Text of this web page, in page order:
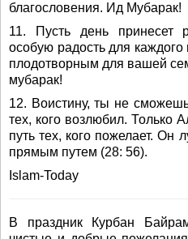
благословения. Ид Мубарак!
11. Пусть день принесет
особую радость для каждого
плодотворным для вашей
мубарак!
12. Воистину, ты не
тех, кого возлюбил. Только
путь тех, кого пожелает. Он
прямым путем (28: 56).
Islam-Today
В праздник Курбан